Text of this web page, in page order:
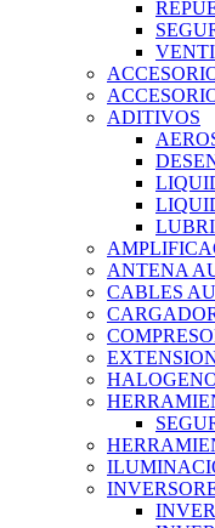
ADITIVOS
ANTENA
CABLES